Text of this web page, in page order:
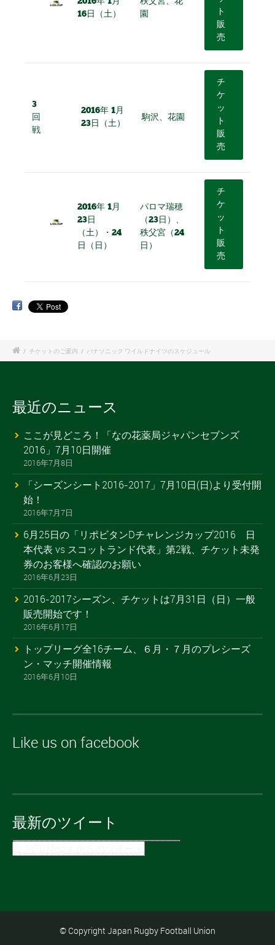
16日（土）
園
ト
販
売
3
回
戦
2016年 1月
23日（土）
駒沢、花園
チ
ケ
ッ
ト
販
売
2016年 1月
23日
（土）・24
日（日）
パロマ瑞穂
（23日）、
秩父宮（24
日）
チ
ケ
ッ
ト
販
売
/ チケットのご案内 / パナソニック ワイルドナイツのスケジュール
最近のニュース
ここが見どころ！「なの花薬局ジャパンセブンズ
2016」7月10日開催
2016年7月8日
「シーズンシート2016-2017」7月10日(日)より受付開
始！
2016年7月7日
6月25日の「リポビタンDチャレンジカップ2016 日
本代表 vs スコットランド代表」第2戦、チケット未発
券のお客様へ確認のお願い
2016年6月23日
2016-2017シーズン、チケットは7月31日（日）一般
販売開始です！
2016年6月17日
トップリーグ全16チーム、６月・７月のプレシーズ
ン・マッチ開催情報
2016年6月10日
Like us on facebook
最新のツイート
© Copyright Japan Rugby Football Union